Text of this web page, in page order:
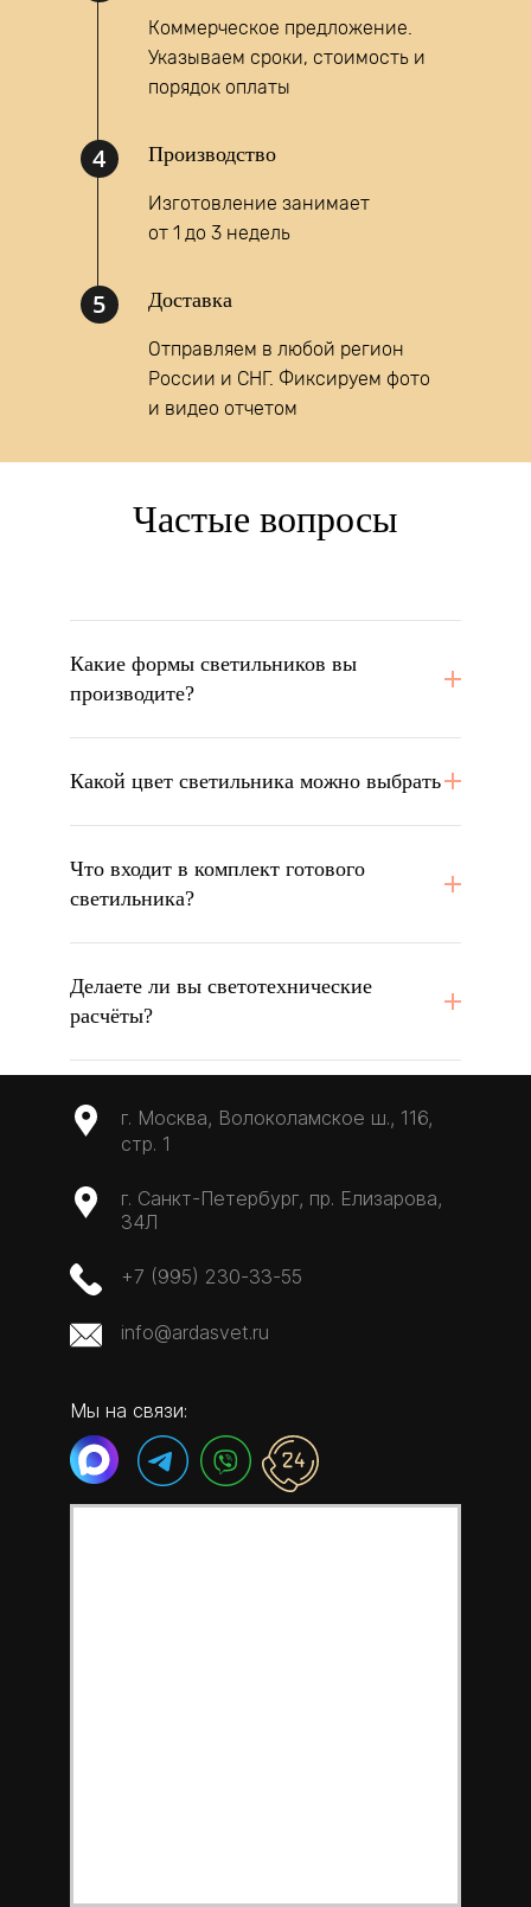
Коммерческое предложение.
Указываем сроки, стоимость и
порядок оплаты
4 Производство
Изготовление занимает
от 1 до 3 недель
5 Доставка
Отправляем в любой регион
России и СНГ. Фиксируем фото
и видео отчетом
Частые вопросы
Какие формы светильников вы
производите?
Какой цвет светильника можно выбрать
Что входит в комплект готового
светильника?
Делаете ли вы светотехнические
расчёты?
г. Москва, Волоколамское ш., 116,
стр. 1
г. Санкт-Петербург, пр. Елизарова,
34Л
+7 (995) 230-33-55
info@ardasvet.ru
Мы на связи: